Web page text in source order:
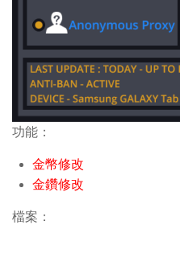
功能：
金幣修改
金鑽修改
檔案：